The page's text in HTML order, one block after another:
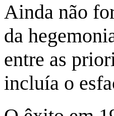
Ainda não
da
entre as
incluía o